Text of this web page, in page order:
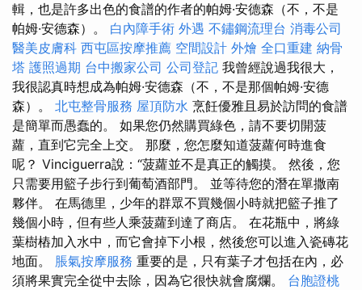
輯，也是許多出色的食譜的作者的帕姆·安德森（不，不是
帕姆·安德森）。 白內障手術 外遇 不鏽鋼流理台 消毒公司
醫美皮膚科 西屯區按摩推薦 空間設計 外燴 全口重建 納骨
塔 護照過期 台中搬家公司 公司登記 我曾經說過我很大，
我很認真時想成為帕姆·安德森（不，不是那個帕姆·安德
森）。 北屯整骨服務 屋頂防水 烹飪優雅且易於訪問的食譜
是簡單而愚蠢的。 如果您仍然購買綠色，請不要切開菠
蘿，直到它完全上交。 那麼，您怎麼知道菠蘿何時進食
呢？ Vinciguerra說：“菠蘿並不是真正的觸摸。 然後，您
只需要用籃子步行到葡萄酒部門。 並等待您的潛在單撒南
夥伴。 在馬德里，少年的群眾不買幾個小時就把籃子推了
幾個小時，但有些人乘菠蘿到達了商店。 在花瓶中，將綠
葉樹樁加入水中，而它會掉下小根，然後您可以進入瓷磚花
地面。 脹氣按摩服務 重要的是，只有葉子才包括在內，必
須將果實完全從中去除，因為它很快就會腐爛。 台胞證桃